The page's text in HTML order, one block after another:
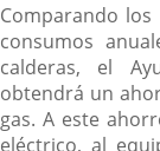
Comparando
consumos
calderas, el
obtendrá un
gas. A este
eléctrico, al